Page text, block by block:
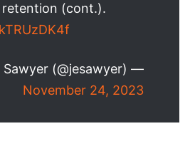
(cont.).
— Josh Sawyer (@jesawyer)
November 24, 2023